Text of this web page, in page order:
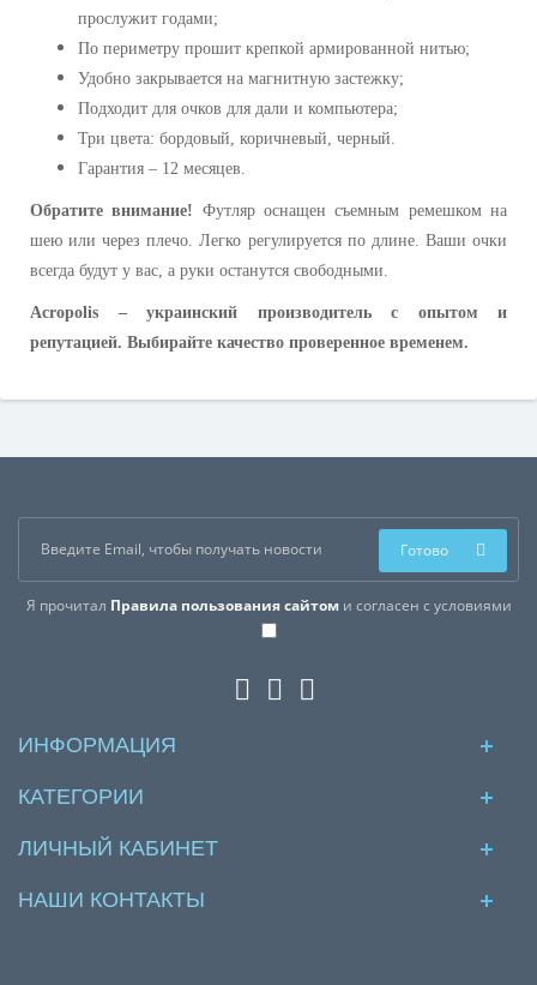
прослужит годами;
По периметру прошит крепкой армированной нитью;
Удобно закрывается на магнитную застежку;
Подходит для очков для дали и компьютера;
Три цвета: бордовый, коричневый, черный.
Гарантия – 12 месяцев.
Обратите внимание! Футляр оснащен съемным ремешком на
шею или через плечо. Легко регулируется по длине. Ваши очки
всегда будут у вас, а руки останутся свободными.
Acropolis – украинский производитель с опытом и
репутацией. Выбирайте качество проверенное временем.
Я прочитал Правила пользования сайтоми согласен с условиями
Готово
ИНФОРМАЦИЯ
КАТЕГОРИИ
ЛИЧНЫЙ КАБИНЕТ
НАШИ КОНТАКТЫ